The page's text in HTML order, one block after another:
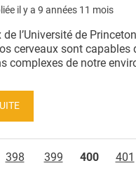
il y a 9 années 11 mois
de l’Université de
cerveaux sont capables
complexes de notre
398 399 400 401